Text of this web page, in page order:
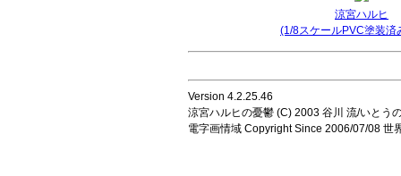
涼宮ハルヒ
(1/8スケールPVC塗装済
Version 4.2.25.46
涼宮ハルヒの憂鬱 (C) 2003 谷川 流/いとう
電字画情域 Copyright Since 2006/07/08 世